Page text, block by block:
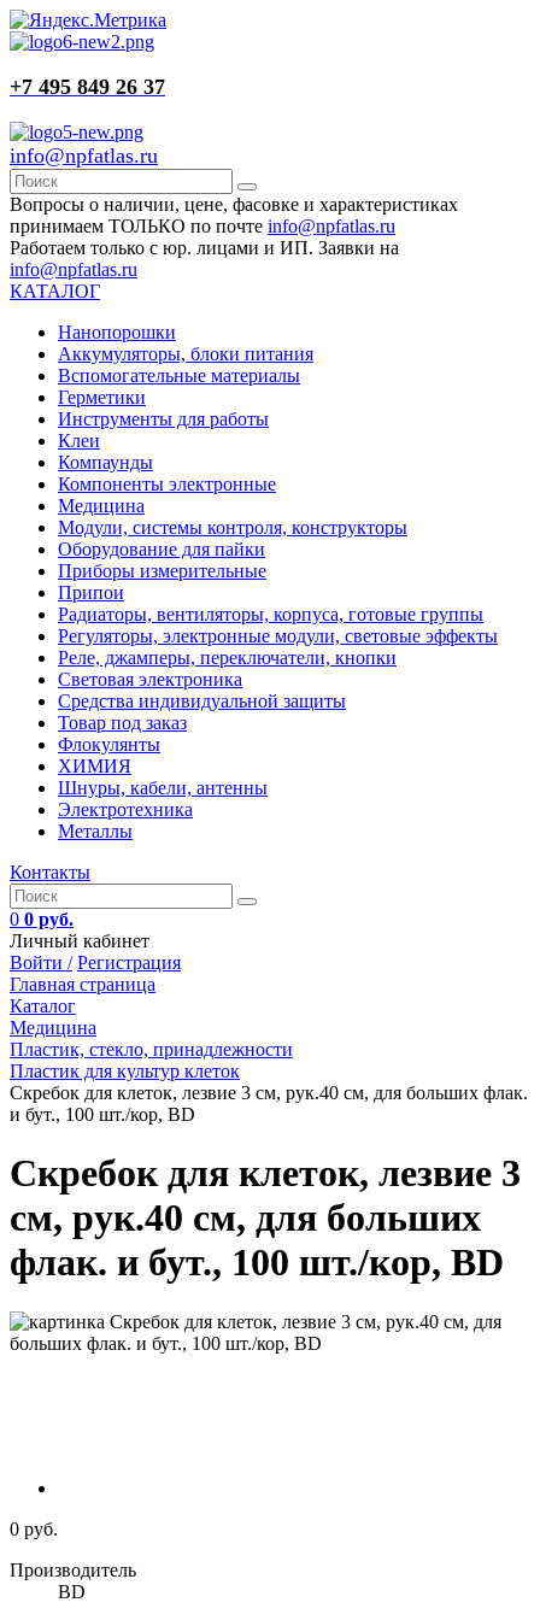
+7 495 849 26 37
info@npfatlas.ru
Вопросы о наличии, цене, фасовке и характеристиках
принимаем ТОЛЬКО по почте info@npfatlas.ru
Работаем только с юр. лицами и ИП. Заявки на
info@npfatlas.ru
КАТАЛОГ
Нанопорошки
Аккумуляторы, блоки питания
Вспомогательные материалы
Герметики
Инструменты для работы
Клеи
Компаунды
Компоненты электронные
Медицина
Модули, системы контроля, конструкторы
Оборудование для пайки
Приборы измерительные
Припои
Радиаторы, вентиляторы, корпуса, готовые группы
Регуляторы, электронные модули, световые эффекты
Реле, джамперы, переключатели, кнопки
Световая электроника
Средства индивидуальной защиты
Товар под заказ
Флокулянты
ХИМИЯ
Шнуры, кабели, антенны
Электротехника
Металлы
Контакты
0 0 руб.
Личный кабинет
Войти / Регистрация
Главная страница
Каталог
Медицина
Пластик, стекло, принадлежности
Пластик для культур клеток
Скребок для клеток, лезвие 3 см, рук.40 см, для больших флак.
и бут., 100 шт./кор, BD
Скребок для клеток, лезвие 3
см, рук.40 см, для больших
флак. и бут., 100 шт./кор, BD
0 руб.
Производитель
BD